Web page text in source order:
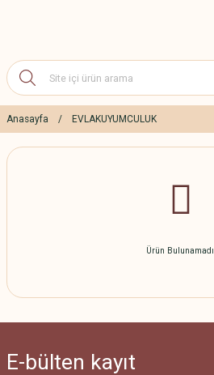
Anasayfa EVLAKUYUMCULUK
Ürün Bulunamadı.
E-bülten kayıt